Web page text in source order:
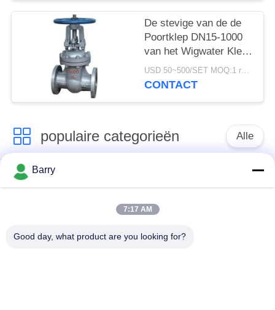
De stevige van de de
Poortklep DN15-1000
van het Wigwater Klep
van de de Wigpoort
Standaard
USD 50~500/SET MOQ:1 reeks
CONTACT
populaire categorieën Alle
Gasdrukregelaar
Barry
7:17 AM
Good day, what product are you looking for?